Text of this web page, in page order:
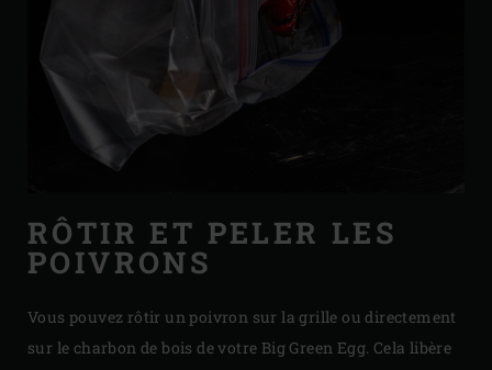
RÔTIR ET PELER LES
POIVRONS
Vous pouvez rôtir un poivron sur la grille ou directement
sur le charbon de bois de votre Big Green Egg. Cela libère